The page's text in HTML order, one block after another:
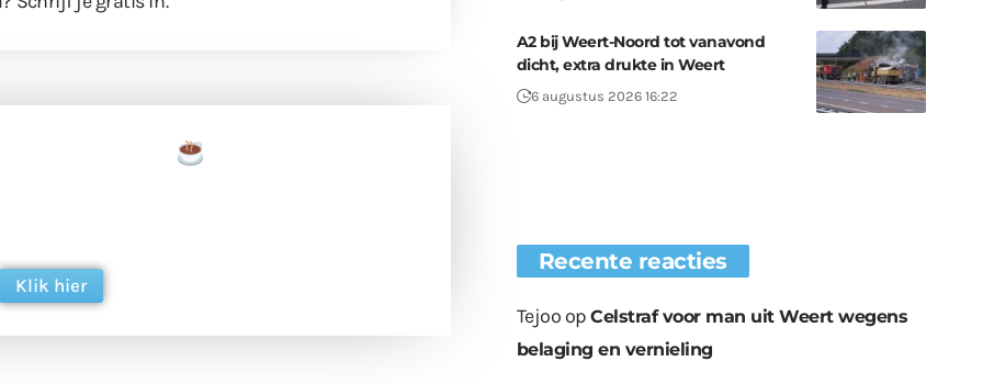
Klik hier
A2 bij Weert-Noord tot vanavond
dicht, extra drukte in Weert
6 augustus 2026 16:22
Recente reacties
Tejoo opCelstraf voor man uit Weert wegens
belaging en vernieling